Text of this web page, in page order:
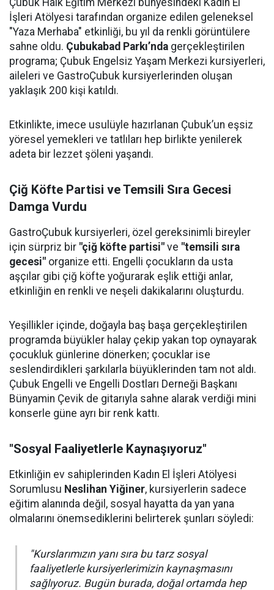
Çubuk Halk Eğitim Merkezi bünyesindeki Kadın El
İşleri Atölyesi tarafından organize edilen geleneksel
"Yaza Merhaba" etkinliği, bu yıl da renkli görüntülere
sahne oldu. Çubukabad Parkı’nda gerçekleştirilen
programa; Çubuk Engelsiz Yaşam Merkezi kursiyerleri,
aileleri ve GastroÇubuk kursiyerlerinden oluşan
yaklaşık 200 kişi katıldı.
Etkinlikte, imece usulüyle hazırlanan Çubuk’un eşsiz
yöresel yemekleri ve tatlıları hep birlikte yenilerek
adeta bir lezzet şöleni yaşandı.
Çiğ Köfte Partisi ve Temsili Sıra Gecesi
Damga Vurdu
GastroÇubuk kursiyerleri, özel gereksinimli bireyler
için sürpriz bir "çiğ köfte partisi" ve "temsili sıra
gecesi" organize etti. Engelli çocukların da usta
aşçılar gibi çiğ köfte yoğurarak eşlik ettiği anlar,
etkinliğin en renkli ve neşeli dakikalarını oluşturdu.
Yeşillikler içinde, doğayla baş başa gerçekleştirilen
programda büyükler halay çekip yakan top oynayarak
çocukluk günlerine dönerken; çocuklar ise
seslendirdikleri şarkılarla büyüklerinden tam not aldı.
Çubuk Engelli ve Engelli Dostları Derneği Başkanı
Bünyamin Çevik de gitarıyla sahne alarak verdiği mini
konserle güne ayrı bir renk kattı.
"Sosyal Faaliyetlerle Kaynaşıyoruz"
Etkinliğin ev sahiplerinden Kadın El İşleri Atölyesi
Sorumlusu Neslihan Yiğiner, kursiyerlerin sadece
eğitim alanında değil, sosyal hayatta da yan yana
olmalarını önemsediklerini belirterek şunları söyledi:
"Kurslarımızın yanı sıra bu tarz sosyal
faaliyetlerle kursiyerlerimizin kaynaşmasını
sağlıyoruz. Bugün burada, doğal ortamda hep